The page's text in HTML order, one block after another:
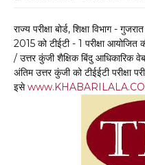
राज्य परीक्षा बोर्ड, शिक्षा विभाग -
2015 को टीईटी - 1 परीक्षा आयोजित
/ उत्तर कुंजी शैक्षिक बिंदु आधिकारिक
अंतिम उत्तर कुंजी को टीईईटी परीक्षा
इसे